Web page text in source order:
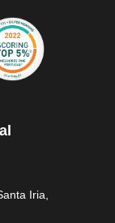
Iria,